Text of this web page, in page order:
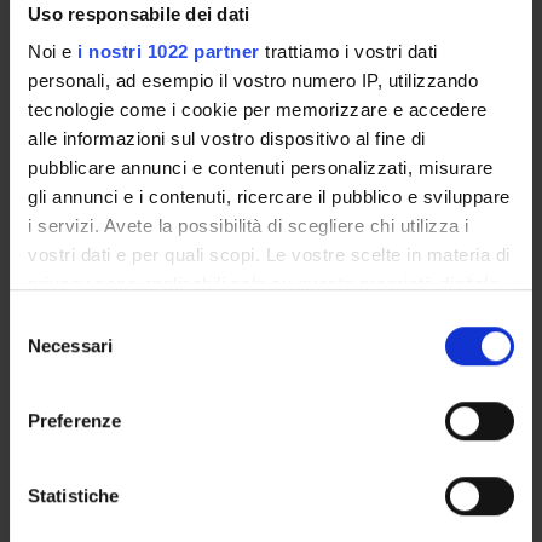
Uso responsabile dei dati
Noi e i nostri 1022 partner trattiamo i vostri dati
personali, ad esempio il vostro numero IP, utilizzando
tecnologie come i cookie per memorizzare e accedere
alle informazioni sul vostro dispositivo al fine di
pubblicare annunci e contenuti personalizzati, misurare
gli annunci e i contenuti, ricercare il pubblico e sviluppare
i servizi. Avete la possibilità di scegliere chi utilizza i
vostri dati e per quali scopi. Le vostre scelte in materia di
modificare o revocare il proprio consenso in qualsiasi
momento dalla Dichiarazione sui cookie o facendo clic
raccogliere informazioni sulla tua posizione
geografica, con un'approssimazione di qualche
delNecessari
Preferenze
Statistiche
Organi collegiali e di governo
Docenti
Documenti
OFFERTA FORMATIVA
CORSI DI STUDIO
DOTTORATI, MASTER E FORMAZIONE SUPERIORE